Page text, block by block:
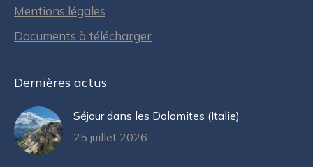
Mentions légales
Documents à télécharger
Dernières actus
Séjour dans les Dolomites (Italie)
25 juillet 2026